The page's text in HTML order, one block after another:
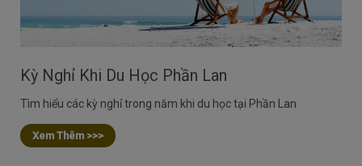
Kỳ Nghỉ Khi Du Học Phần Lan
Tìm hiểu các kỳ nghỉ trong năm khi du học tại Phần Lan
Xem Thêm >>>